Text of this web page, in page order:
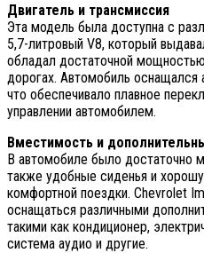
Двигатель и трансмиссия
Эта модель была доступна с
5,7-литровый V8, который
обладал достаточной
дорогах. Автомобиль оснащался
что обеспечивало плавное
управлении автомобилем.
Вместимость и
В автомобиле было достаточно
также удобные сиденья и
комфортной поездки. Chevrolet
оснащаться различными
такими как кондиционер,
система аудио и другие.